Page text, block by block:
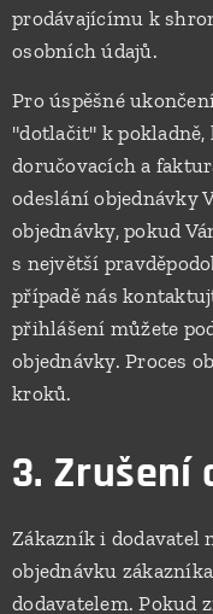
prodávajícímu k
osobních údajů.
Pro úspěšné
"dotlačit" k
doručovacích a
odeslání objednávky
objednávky, pokud
s největší
případě nás
přihlášení můžete
objednávky. Proces
kroků.
3. Zrušení
Zákazník i dodavatel
objednávku
dodavatelem. Pokud